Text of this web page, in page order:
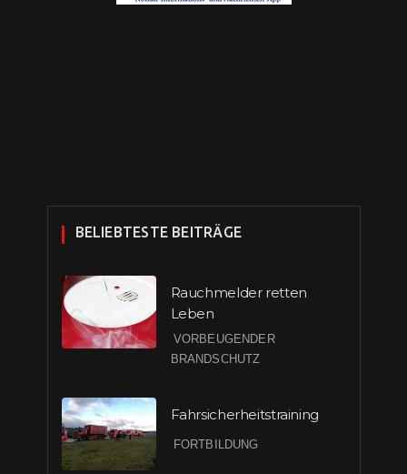
BELIEBTESTE BEITRÄGE
Rauchmelder retten
Leben
VORBEUGENDER
BRANDSCHUTZ
Fahrsicherheitstraining
FORTBILDUNG